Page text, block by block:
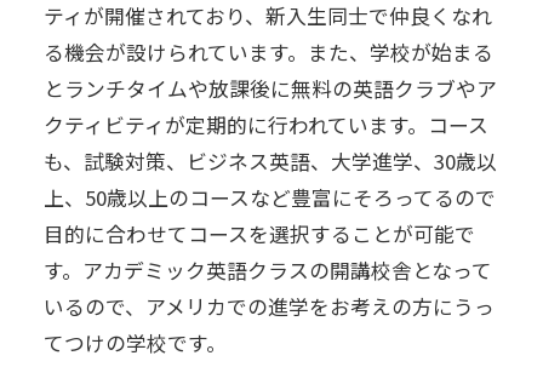
ティが開催されており、新入生同士で仲良くなれ
る機会が設けられています。また、学校が始まる
とランチタイムや放課後に無料の英語クラブやア
クティビティが定期的に行われています。コース
も、試験対策、ビジネス英語、大学進学、30歳以
上、50歳以上のコースなど豊富にそろってるので
目的に合わせてコースを選択することが可能で
す。アカデミック英語クラスの開講校舎となって
いるので、アメリカでの進学をお考えの方にうっ
てつけの学校です。